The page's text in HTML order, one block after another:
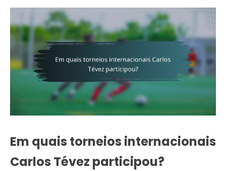
Em quais torneios internacionais
Carlos Tévez participou?